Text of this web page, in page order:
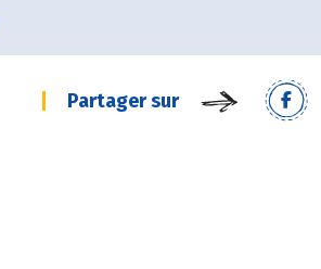
Partager sur